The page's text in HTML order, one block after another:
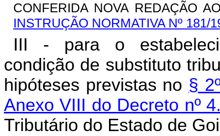
CONFERIDA NOVA REDAÇÃO
INSTRUÇÃO NORMATIVA Nº 181/
III - para o
condição de substituto
hipóteses previstas no §
Anexo VIII do Decreto nº
Tributário do Estado de